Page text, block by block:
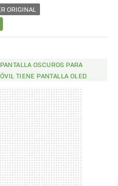
ORIGINAL
OSCUROS PARA
TIENE PANTALLA OLED